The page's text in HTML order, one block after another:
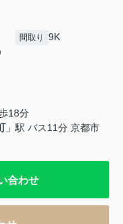
間取り 9K
18分
」駅 バス11分 京都市
合わせ